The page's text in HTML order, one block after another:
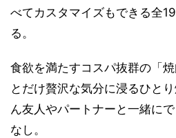
べてカスタマイズもできる全
る。
食欲を満たすコスパ抜群の「
とだけ贅沢な気分に浸るひと
ん友人やパートナーと一緒に
なし。